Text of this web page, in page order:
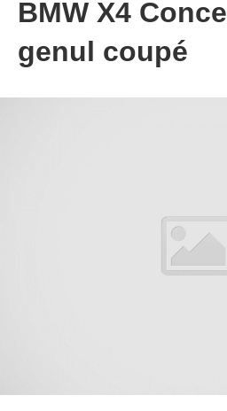
BMW X4
genul coupé